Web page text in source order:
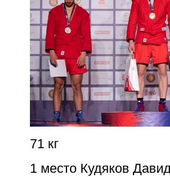
71 кг
1 место Кудяков